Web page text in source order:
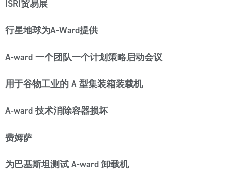
ISRI贸易展
行星地球为A-Ward提供
A-ward 一个团队一个计划策略启动会议
用于谷物工业的 A 型集装箱装载机
A-ward 技术消除容器损坏
费姆萨
为巴基斯坦测试 A-ward 卸载机